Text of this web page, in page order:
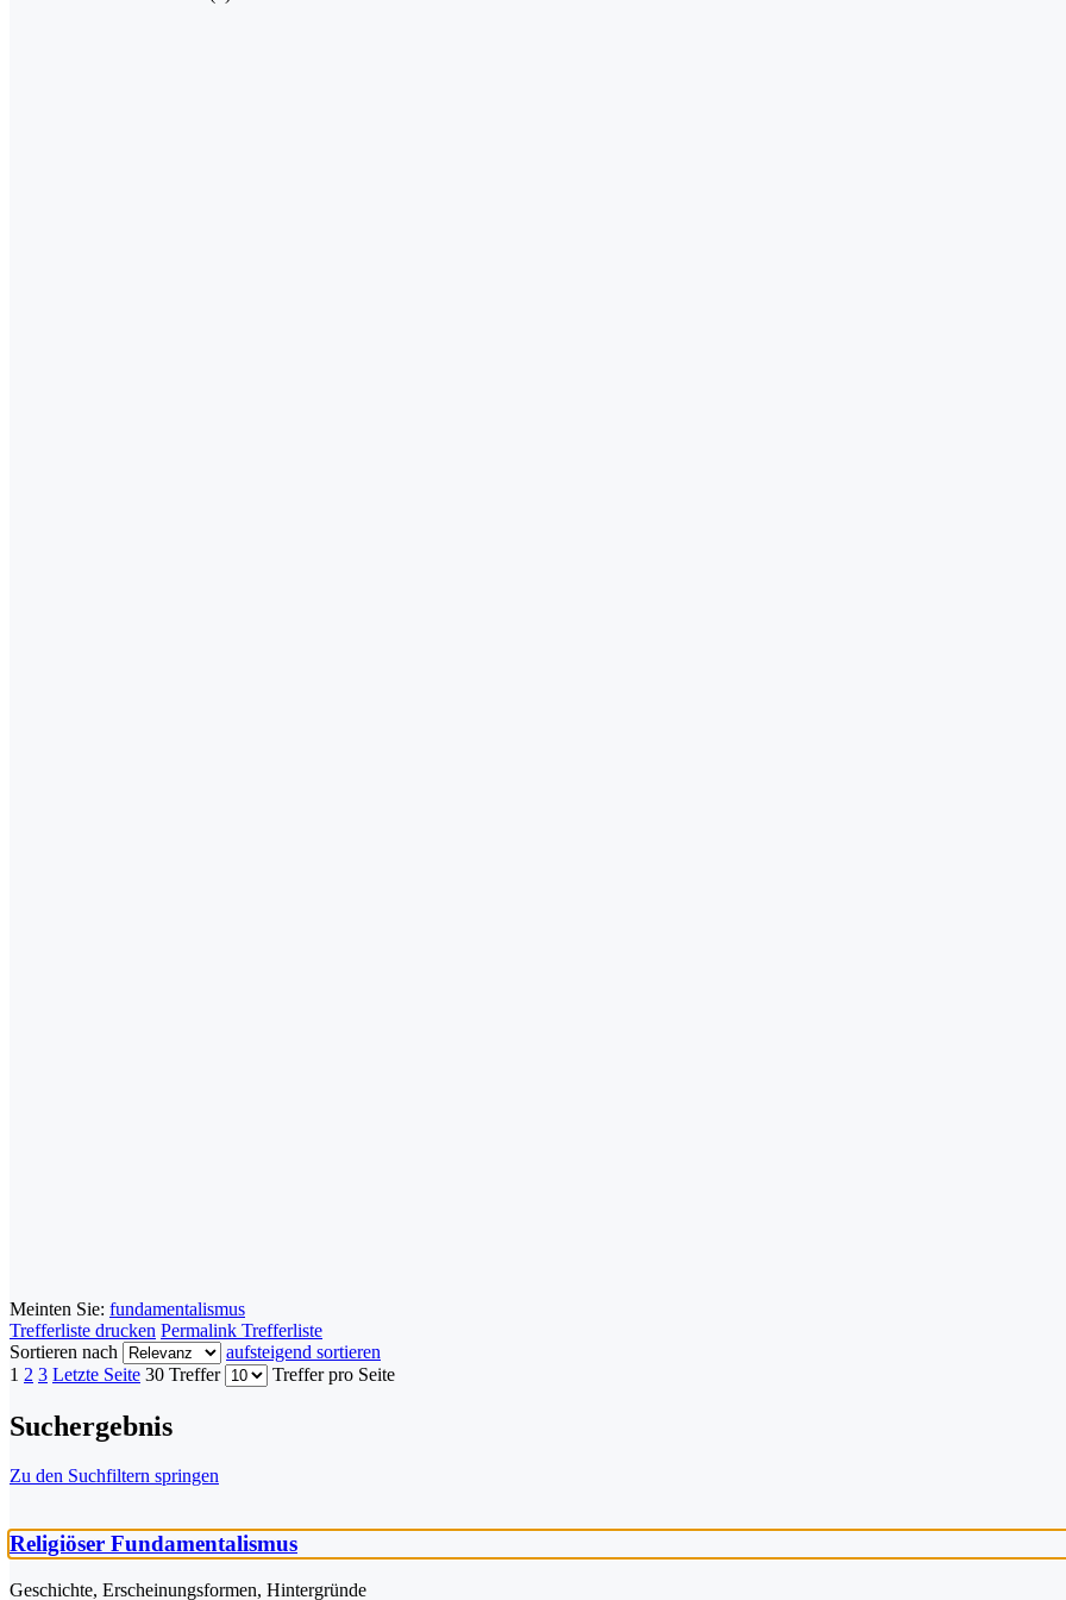
Meinten Sie: fundamentalismus
Trefferliste drucken Permalink Trefferliste
Sortieren nach
aufsteigend sortieren
1 2 3 Letzte Seite 30 Treffer Treffer pro Seite
Suchergebnis
Zu den Suchfiltern springen
Religiöser Fundamentalismus
Geschichte, Erscheinungsformen, Hintergründe